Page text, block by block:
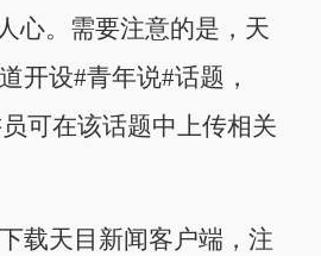
心。需要注意的是，天
开设#青年说#话题，
可在该话题中上传相关
天目新闻客户端，注